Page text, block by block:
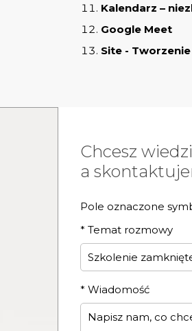
Kalendarz –
Google Meet
Site -
Chcesz
a
Pole oznaczone
* Temat rozmowy
* Wiadomość